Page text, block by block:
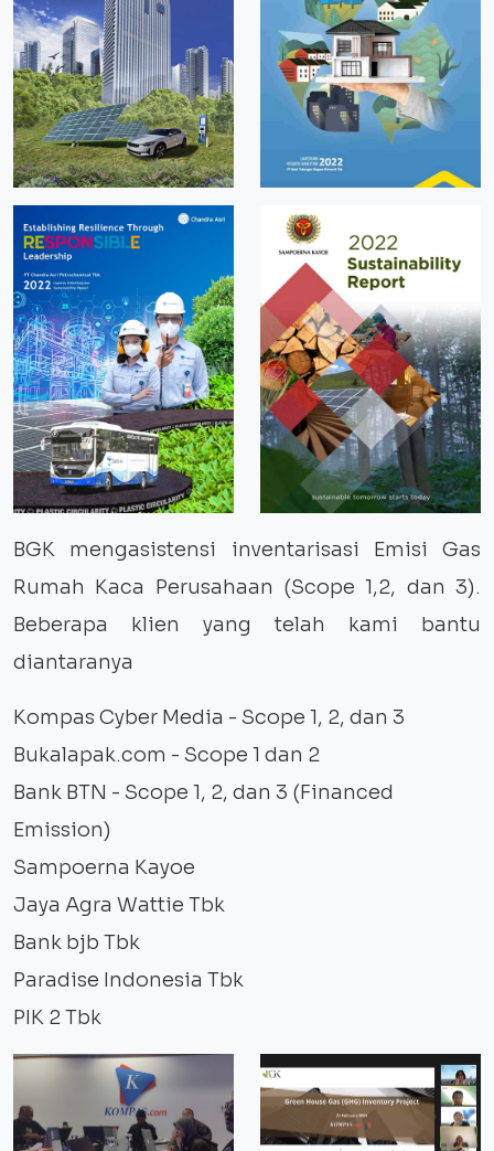
BGK mengasistensi inventarisasi Emisi Gas
Rumah Kaca Perusahaan (Scope 1,2, dan 3).
Beberapa klien yang telah kami bantu
diantaranya
Kompas Cyber Media - Scope 1, 2, dan 3
Bukalapak.com - Scope 1 dan 2
Bank BTN - Scope 1, 2, dan 3 (Financed
Emission)
Sampoerna Kayoe
Jaya Agra Wattie Tbk
Bank bjb Tbk
Paradise Indonesia Tbk
PIK 2 Tbk